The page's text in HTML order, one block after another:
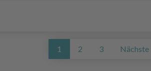
1 2 3 Nächste